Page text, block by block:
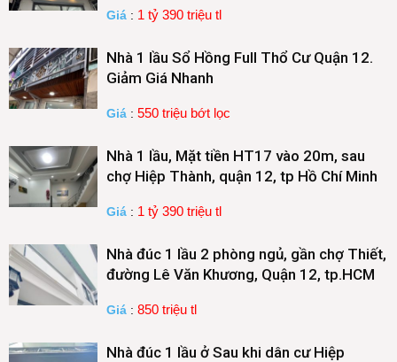
Giá : 1 tỷ 390 triệu tl
Nhà 1 lầu Sổ Hồng Full Thổ Cư Quận 12.
Giảm Giá Nhanh
Giá : 550 triệu bớt lọc
Nhà 1 lầu, Mặt tiền HT17 vào 20m, sau
chợ Hiệp Thành, quận 12, tp Hồ Chí Minh
Giá : 1 tỷ 390 triệu tl
Nhà đúc 1 lầu 2 phòng ngủ, gần chợ Thiết,
đường Lê Văn Khương, Quận 12, tp.HCM
Giá : 850 triệu tl
Nhà đúc 1 lầu ở Sau khi dân cư Hiệp